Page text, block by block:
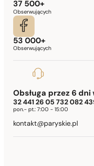
37 500+
Obserwujących
53 000+
Obserwujących
Obsługa przez 6 dni
32 441 26 05 732 082
pon.- pt.: 7:00 - 15:00
kontakt@paryskie.pl